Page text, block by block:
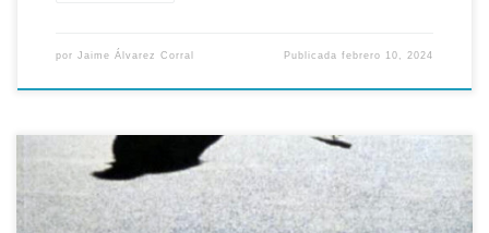
por Jaime Álvarez Corral Publicadafebrero 10, 2024
El Pabellón de España dio a conocer aquella jornada la lista